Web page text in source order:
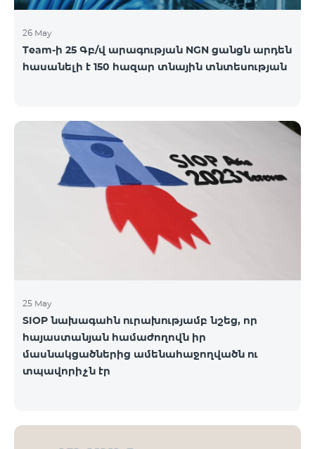
26 May
Team-ի 25 Գբ/վ արագության NGN ցանցն արդեն
հասանելի է 150 հազար տնային տնտեսության
25 May
SIOP նախագահն ուրախությամբ նշեց, որ
հայաստանյան համաժողովն իր
մասնակցածներից ամենահաջողվածն ու
տպավորիչն էր